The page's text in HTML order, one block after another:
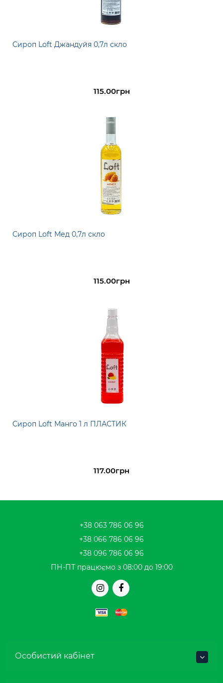
Сироп Loft Джандуйя 0,7л скло
115.00грн
Сироп Loft Мед 0,7л скло
115.00грн
Сироп Loft Манго 1 л ПЛАСТИК
117.00грн
+38 063 786 06 96
+38 066 786 06 96
+38 096 786 06 96
ПН-ПТ працюємо з 08:00 до 19:00
Особистий кабінет